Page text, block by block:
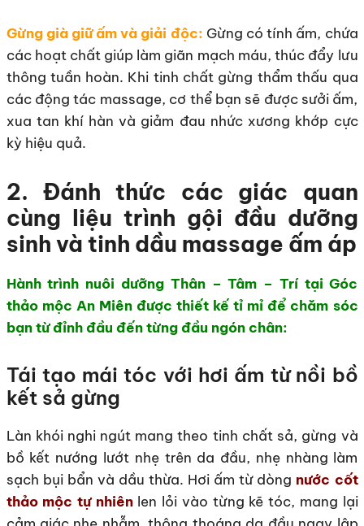
Gừng già giữ ấm và giải độc: Gừng có tính ấm, chứa
các hoạt chất giúp làm giãn mạch máu, thúc đẩy lưu
thông tuần hoàn. Khi tinh chất gừng thẩm thấu qua
các động tác massage, cơ thể bạn sẽ được sưởi ấm,
xua tan khí hàn và giảm đau nhức xương khớp cực
kỳ hiệu quả.
2. Đánh thức các giác quan
cùng liệu trình gội đầu dưỡng
sinh và tinh dầu massage ấm áp
Hành trình nuôi dưỡng Thân – Tâm – Trí tại Góc
thảo mộc An Miên được thiết kế tỉ mỉ để chăm sóc
bạn từ đỉnh đầu đến từng đầu ngón chân:
Tái tạo mái tóc với hơi ấm từ nồi bồ
kết sả gừng
Làn khói nghi ngút mang theo tinh chất sả, gừng và
bồ kết nướng lướt nhẹ trên da đầu, nhẹ nhàng làm
sạch bụi bẩn và dầu thừa. Hơi ấm từ dòng nước cốt
thảo mộc tự nhiênlen lỏi vào từng kẽ tóc, mang lại